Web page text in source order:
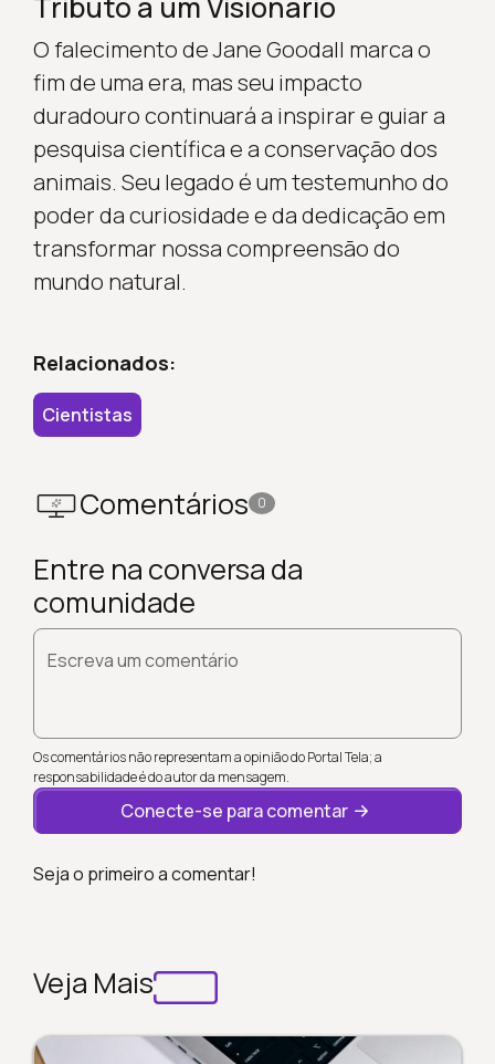
O falecimento de Jane Goodall marca o
fim de uma era, mas seu impacto
duradouro continuará a inspirar e guiar a
pesquisa científica e a conservação dos
animais. Seu legado é um testemunho do
poder da curiosidade e da dedicação em
transformar nossa compreensão do
mundo natural.
Relacionados:
Cientistas
Comentários 0
Entre na conversa da
comunidade
Escreva um comentário
Os comentários não representam a opinião do Portal Tela; a
responsabilidade é do autor da mensagem.
Conecte-se para comentar
Seja o primeiro a comentar!
Veja Mais